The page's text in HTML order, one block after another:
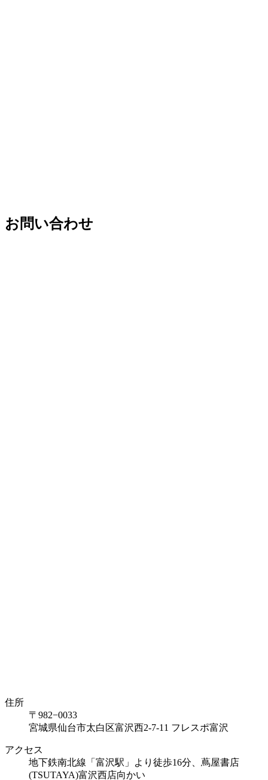
お問い合わせ
住所
〒982−0033
宮城県仙台市太白区富沢西2-7-11 フレスポ富沢
アクセス
地下鉄南北線「富沢駅」より徒歩16分、蔦屋書店
(TSUTAYA)富沢西店向かい